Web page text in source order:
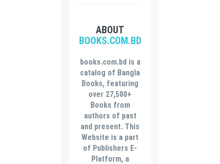
ABOUT
BOOKS.COM.BD
books.com.bd is a
catalog of Bangla
Books, featuring
over 27,500+
Books from
authors of past
and present. This
Website is a part
of Publishers E-
Platform, a